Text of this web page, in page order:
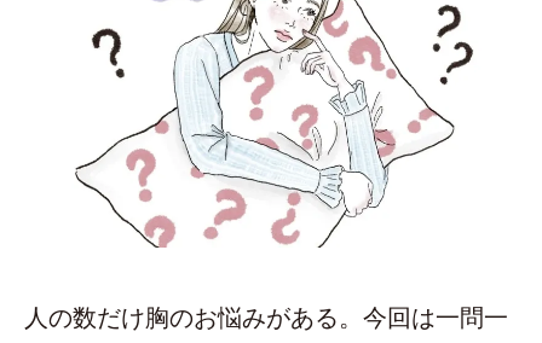
人の数だけ胸のお悩みがある。今回は一問一